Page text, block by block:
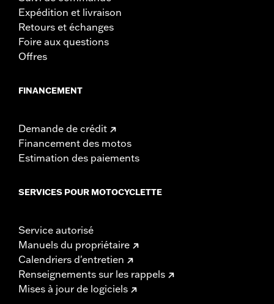
Expédition et livraison
Retours et échanges
Foire aux questions
Offres
FINANCEMENT
Demande de crédit
Financement des motos
Estimation des paiements
SERVICES POUR MOTOCYCLETTE
Service autorisé
Manuels du propriétaire
Calendriers d'entretien
Renseignements sur les rappels
Mises à jour de logiciels